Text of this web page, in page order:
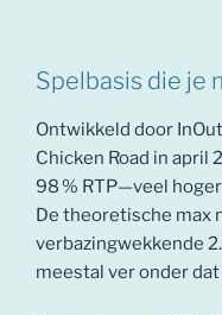
Spelbasis die je
Ontwikkeld door InOut
Chicken Road in april
98 % RTP—veel
De theoretische max
verbazingwekkende
meestal ver onder